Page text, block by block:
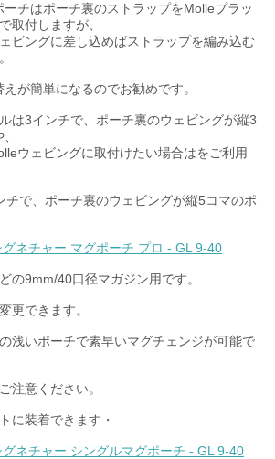
チはポーチ裏のストラップをMolleプラッ
取付しますが、
ビングに差し込めばストラップを編み込む
が簡単になるのでお勧めです。
は3インチで、ポーチ裏のウェビングが縦3
ウェビングに取付けたい場合はをご利用
チで、ポーチ裏のウェビングが縦5コマのポ
ネチャー マグポーチ プロ - GL 9-40
の9mm/40口径マガジン用です。
更できます。
浅いポーチで素早いマグチェンジが可能で
注意ください。
に装着できます・
ネチャー シングルマグポーチ - GL 9-40